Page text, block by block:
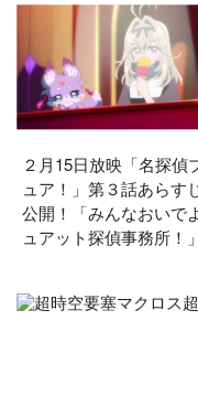
２月15日放映「名探偵
ュア！」第３話あらす
公開！「みんなおいで
ュアット探偵事務所！」